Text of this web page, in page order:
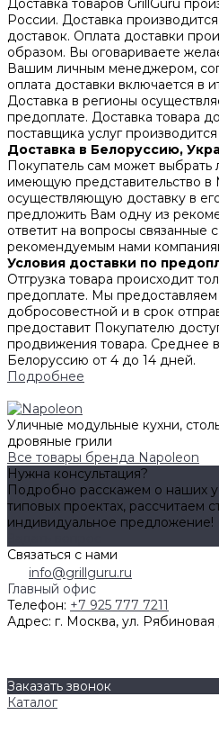
России. Доставка
доставок. Оплата доставки
образом. Вы оговариваете
Вашим личным менеджером,
оплата доставки включается в
Доставка в регионы
предоплате. Доставка товара
поставщика услуг
Доставка в Белоруссию,
Покупатель сам может
имеющую представительство в
осуществляющую доставку в
предложить Вам одну из
ответит на вопросы связанные
рекомендуемым нами
Условия доставки по
Отгрузка товара происходит
предоплате. Мы предоставляем
добросовестной и в срок
предоставит Покупателю
продвижения товара. Среднее
Белоруссию от 4 до 14 дней.
Подробнее
Уличные модульные кухни,
дровяные грили
Все товары бренда Napoleon
Нужна консультация?
Подробно расскажем о наших
типовых проектах, рассчитаем
индивидуальное предложение!
Связаться с нами
info@grillguru.ru
Главный офис
Телефон: +7 925 777 7211
Адрес: г. Москва, ул. Рябиновая
Заказать звонок
Каталог